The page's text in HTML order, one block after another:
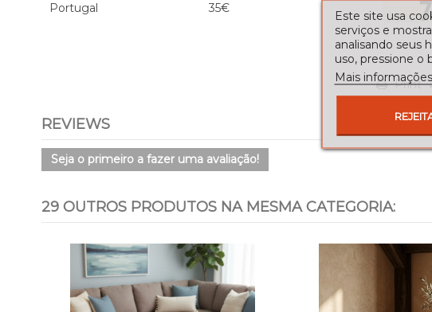
Portugal 35€
Print
REVIEWS
Seja o primeiro a fazer uma avaliação!
29 OUTROS PRODUTOS NA MESMA CATEGORIA:
Este site usa
serviços e
analisando seus
uso, pressione o
Mais informações